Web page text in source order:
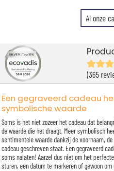
Al onze
(365
Een gegraveerd cadeau
symbolische waarde
Soms is het niet zozeer het cadeau dat
de waarde die het draagt. Meer symbolisch
sentimentele waarde dankzij de voornaam,
cadeau geschreven staat. Een gegraveerd
soms nalaten! Aarzel dus niet om het
sturen, een datum te markeren of gewoon